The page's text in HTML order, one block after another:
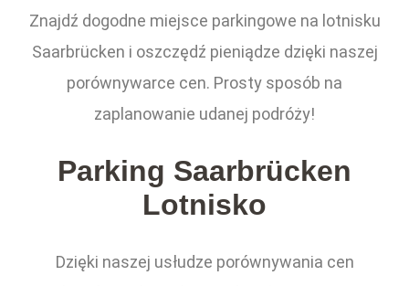
Znajdź dogodne miejsce parkingowe na lotnisku
Saarbrücken i oszczędź pieniądze dzięki naszej
porównywarce cen. Prosty sposób na
zaplanowanie udanej podróży!
Parking Saarbrücken
Lotnisko
Dzięki naszej usłudze porównywania cen